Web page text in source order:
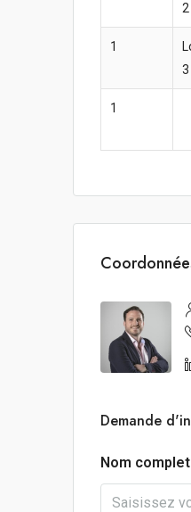
2
1
3
1
Demande
Nom complet